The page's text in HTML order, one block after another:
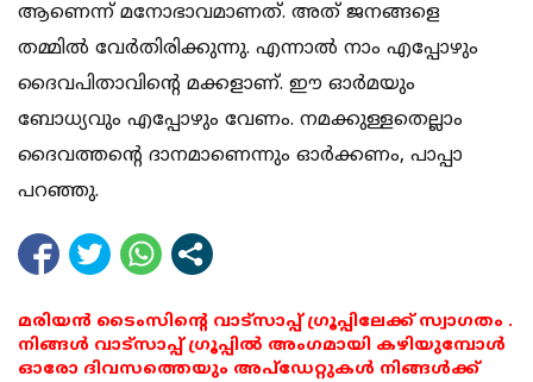
ആണെന്ന് മനോഭാവമാണത്. അത് ജനങ്ങളെ
തമ്മില്‍ വേര്‍തിരിക്കുന്നു. എന്നാല്‍ നാം എപ്പോഴും
ദൈവപിതാവിന്റെ മക്കളാണ്. ഈ ഓര്‍മയും
ബോധ്യവും എപ്പോഴും വേണം. നമക്കുള്ളതെല്ലാം
ദൈവത്തന്റെ ദാനമാണെന്നും ഓര്‍ക്കണം, പാപ്പാ
പറഞ്ഞു.
മരിയൻ ടൈംസിന്റെ വാട്സാപ്പ് ഗ്രൂപ്പിലേക്ക് സ്വാഗതം .
നിങ്ങൾ വാട്സാപ്പ് ഗ്രൂപ്പിൽ അംഗമായി കഴിയുമ്പോൾ
ഓരോ ദിവസത്തെയും അപ്ഡേറ്റുകൾ നിങ്ങൾക്ക്